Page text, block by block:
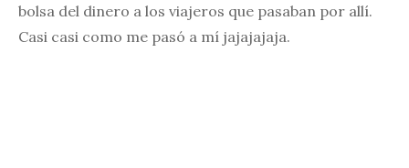
bolsa del dinero a los viajeros que pasaban por allí.
Casi casi como me pasó a mí jajajajaja.